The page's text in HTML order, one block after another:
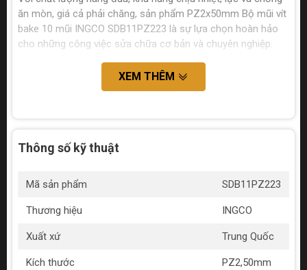
ăn mòn, giá cả phải chăng, sản phẩm PZ2x50mm Bộ mũi vít
bake 10 mũi INGCO SDB11PZ223 là sự lựa chọn hoàn hảo
cho những công việc sửa chữa cơ bản và chuyên nghiệp.
XEM THÊM
Thông số kỹ thuật
Mã sản phẩm SDB11PZ223
Thương hiệu INGCO
Xuất xứ Trung Quốc
Kích thước PZ2,50mm